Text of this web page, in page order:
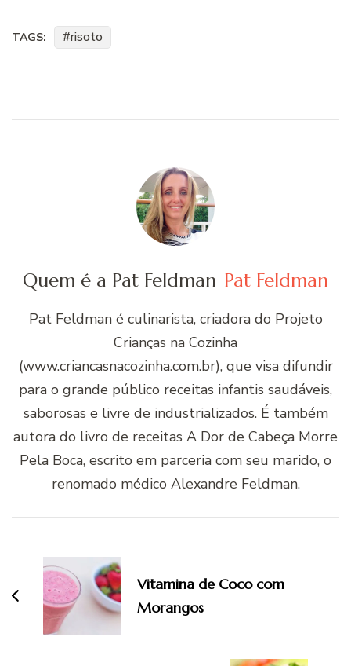
TAGS: risoto
Quem é a Pat Feldman Pat Feldman
Pat Feldman é culinarista, criadora do Projeto
Crianças na Cozinha
(www.criancasnacozinha.com.br), que visa difundir
para o grande público receitas infantis saudáveis,
saborosas e livre de industrializados. É também
autora do livro de receitas A Dor de Cabeça Morre
Pela Boca, escrito em parceria com seu marido, o
renomado médico Alexandre Feldman.
post
Vitamina de Coco com
Morangos